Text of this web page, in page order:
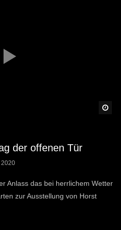
der offenen Tür
2020
Anlass das bei herrlichem Wetter
zur Ausstellung von Horst